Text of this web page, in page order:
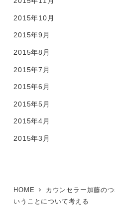
2015年10月
2015年9月
2015年8月
2015年7月
2015年6月
2015年5月
2015年4月
2015年3月
HOME カウンセラー加藤の
いうことについて考える